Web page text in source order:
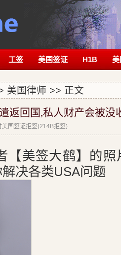
工签 美国签证 H1B 美
美国律师 >> 正文
返回国,私人财产会被没
国签证拒签(214B拒签)
【美签大鹤】的
决各类USA问题